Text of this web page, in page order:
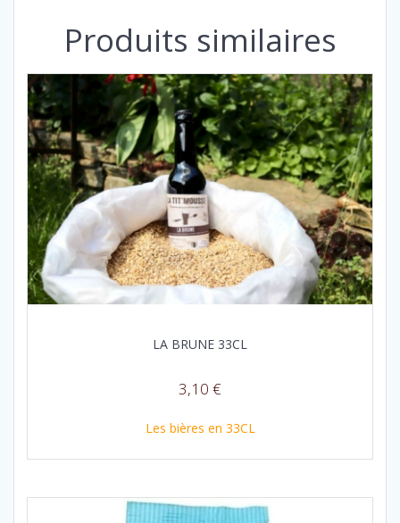
Produits similaires
LA BRUNE 33CL
3,10 €
Les bières en 33CL